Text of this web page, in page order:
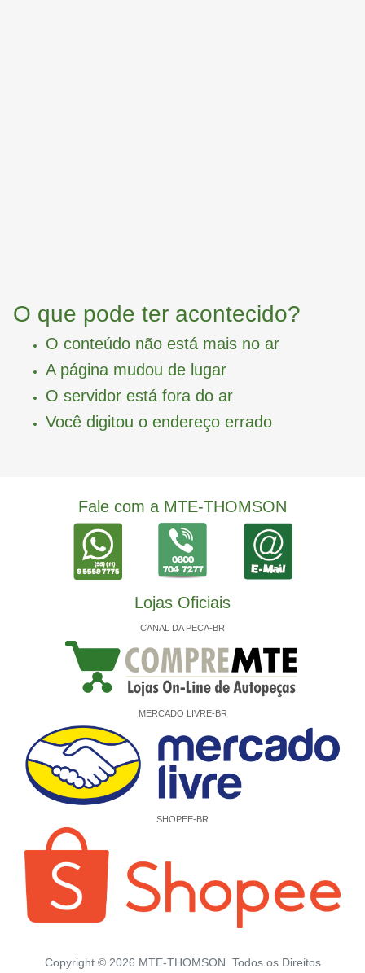
O que pode ter acontecido?
O conteúdo não está mais no ar
A página mudou de lugar
O servidor está fora do ar
Você digitou o endereço errado
Fale com a MTE-THOMSON
Lojas Oficiais
CANAL DA PECA-BR
MERCADO LIVRE-BR
SHOPEE-BR
Copyright © 2026 MTE-THOMSON. Todos os Direitos